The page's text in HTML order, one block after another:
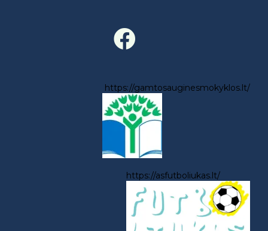
https://gamtosauginesmokyklos.lt/
https://asfutboliukas.lt/